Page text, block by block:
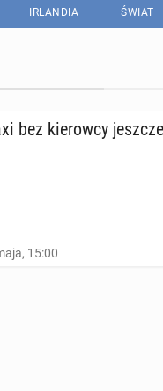
IRLANDIA ŚWIAT
bez kie­row­cy
15:00